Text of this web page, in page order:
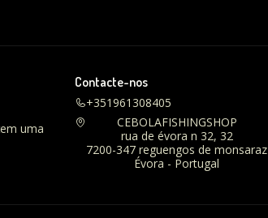
uma
Contacte-nos
+351961308405
CEBOLAFISHINGSHOP
rua de évora n 32, 32
7200-347 reguengos de monsaraz
Évora - Portugal